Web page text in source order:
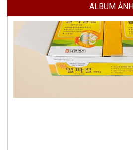
ALBUM ẢNH